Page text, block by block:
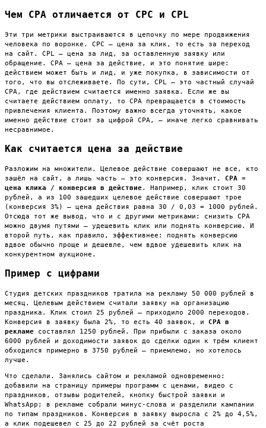
Чем CPA отличается от CPC и CPL
Эти три метрики выстраиваются в цепочку по мере продвижения
человека по воронке. CPC — цена за клик, то есть за переход
на сайт. CPL — цена за лид, за оставленную заявку или
обращение. CPA — цена за действие, и это понятие шире:
действием может быть и лид, и уже покупка, в зависимости от
того, что вы отслеживаете. По сути, CPL — это частный случай
CPA, где действием считается именно заявка. Если же вы
считаете действием оплату, то CPA превращается в стоимость
привлечения клиента. Поэтому важно всегда уточнять, какое
именно действие стоит за цифрой CPA, — иначе легко сравнивать
несравнимое.
Как считается цена за действие
Разложим на множители. Целевое действие совершают не все, кто
зашёл на сайт, а лишь часть — это конверсия. Значит, CPA =
цена клика / конверсия в действие. Например, клик стоит 30
рублей, а из 100 зашедших целевое действие совершают трое
(конверсия 3%) — цена действия равна 30 / 0,03 = 1000 рублей.
Отсюда тот же вывод, что и с другими метриками: снизить CPA
можно двумя путями — удешевить клик или поднять конверсию. И
второй путь, как правило, эффективнее: поднять конверсию
вдвое обычно проще и дешевле, чем вдвое удешевить клик на
конкурентном аукционе.
Пример с цифрами
Студия детских праздников тратила на рекламу 50 000 рублей в
месяц. Целевым действием считали заявку на организацию
праздника. Клик стоил 25 рублей — приходило 2000 переходов.
Конверсия в заявку была 2%, то есть 40 заявок, и CPA в
рекламе составлял 1250 рублей. При прибыли с заказа около
6000 рублей и доходимости заявок до сделки один к трём клиент
обходился примерно в 3750 рублей — приемлемо, но хотелось
лучше.
Что сделали. Занялись сайтом и рекламой одновременно:
добавили на страницу примеры программ с ценами, видео с
праздников, отзывы родителей, кнопку быстрой заявки и
WhatsApp; в рекламе собрали минус-слова и разделили кампании
по типам праздников. Конверсия в заявку выросла с 2% до 4,5%,
а клик подешевел с 25 до 22 рублей за счёт роста